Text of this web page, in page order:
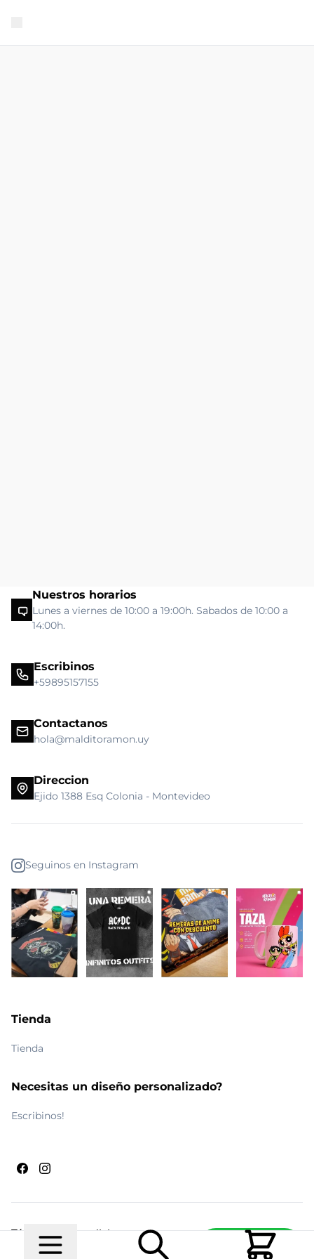
Escribinos
Nuestros horarios
Lunes a viernes de 10:00 a 19:00h. Sabados de 10:00 a
14:00h.
Escribinos
+59895157155
Contactanos
hola@malditoramon.uy
Direccion
Ejido 1388 Esq Colonia - Montevideo
Seguinos en Instagram
Tienda
Tienda
Necesitas un diseño personalizado?
Escribinos!
© 2026 Maldito RamónRealizado por Ecwid de
Términos y condiciones